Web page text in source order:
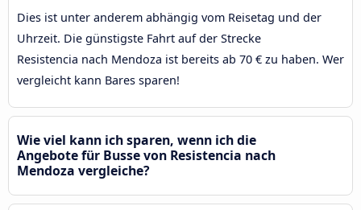
Dies ist unter anderem abhängig vom Reisetag und der
Uhrzeit. Die günstigste Fahrt auf der Strecke
Resistencia nach Mendoza ist bereits ab 70 € zu haben. Wer
vergleicht kann Bares sparen!
Wie viel kann ich sparen, wenn ich die
Angebote für Busse von Resistencia nach
Mendoza vergleiche?